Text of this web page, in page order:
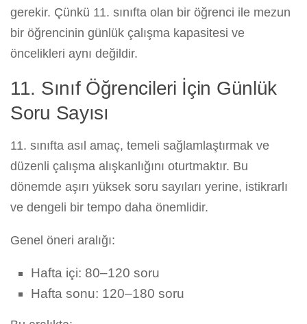
gerekir. Çünkü 11. sınıfta olan bir öğrenci ile mezun
bir öğrencinin günlük çalışma kapasitesi ve
öncelikleri aynı değildir.
11. Sınıf Öğrencileri İçin Günlük
Soru Sayısı
11. sınıfta asıl amaç, temeli sağlamlaştırmak ve
düzenli çalışma alışkanlığını oturtmaktır. Bu
dönemde aşırı yüksek soru sayıları yerine, istikrarlı
ve dengeli bir tempo daha önemlidir.
Genel öneri aralığı:
Hafta içi: 80–120 soru
Hafta sonu: 120–180 soru